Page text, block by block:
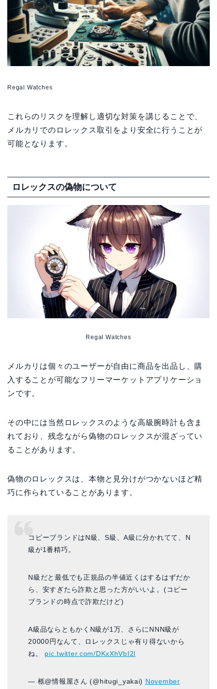
Regal Watches
これらのリスクを理解し適切な対策を講じることで、
メルカリでのロレックス取引をより安全に行うことが
可能となります。
ロレックスの偽物について
Regal Watches
メルカリは個々のユーザーが自由に商品を出品し、購
入することが可能なフリーマーケットアプリケーショ
ンです。
その中には当然ロレックスのような高級腕時計も含ま
れており、残念ながら偽物のロレックスが混ざってい
ることがあります。
偽物のロレックスは、本物と見分けがつかないほど精
巧に作られていることがあります。
コピーブランドはN級、S級、A級に分かれてて、N
級が1番精巧。
N級だと最低でも正規品の半値近くはするはずだか
ら、安すぎたら詐欺と思った方がいいよ。(コピー
ブランドの時点で詐欺だけど)
A級品ならともかくN級が1万、さらにNNN級が
20000円なんて、ロレックスじゃ有り得ないから
ね。 pic.twitter.com/DKxXhVbI2l
— 柩@情報屋さん (@hitugi_yakai) November